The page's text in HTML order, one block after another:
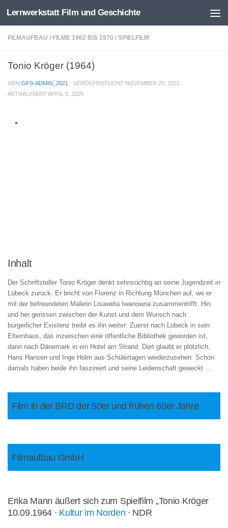
Zum Inhalt springen
Lernwerkstatt Film und Geschichte
FILMAUFBAU / FILME 1962 BIS 1970 / SPIELFILM
Tonio Kröger (1964)
VON GFS-ADMIN_2021 · VERÖFFENTLICHT NOVEMBER 20, 2022 ·
AKTUALISIERTAPRIL 5, 2025
Inhalt
Der Schriftsteller Tonio Kröger denkt sehnsüchtig an seine Jugendzeit in
Lübeck zurück. Er bricht von Florenz in Richtung München auf, wo er
mit der befreundeten Malerin Lisaweta Iwanowna zusammentrifft. Hin
und her gerissen zwischen der Kunst und dem Wunsch nach
bürgerlicher Existenz treibt es ihn weiter: Zuerst nach Lübeck in sein
Elternhaus, das inzwischen eine öffentliche Bibliothek geworden ist,
dann nach Dänemark in ein Hotel am Strand. Dort glaubt er plötzlich,
Hans Hansen und Inge Holm aus Schülertagen wiederzusehen. Schon
damals haben beide ihn fasziniert und seine Leidenschaft geweckt …
Film in der BRD der 50er und frühen 60er Jahre
Filmaufbau GmbH
Erika Mann äußert sich zum Spielfilm „Tonio Kröger
10.09.1964 ∙ Kultur im Norden ∙ NDR